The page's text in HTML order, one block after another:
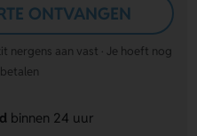
ONTVANGEN
nergens aan vast · Je hoeft nog
binnen 24 uur